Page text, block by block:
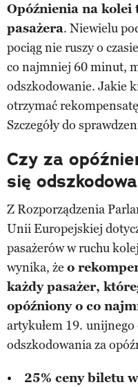
Opóźnienia na kolei
pasażera. Niewielu
pociąg nie ruszy o
co najmniej 60 minut,
odszkodowanie. Jakie
otrzymać
Szczegóły do
Czy za
się
Z Rozporządzenia
Unii Europejskiej
pasażerów w ruchu
wynika, że o
każdy pasażer,
opóźniony o co
artykułem 19. unijnego
odszkodowania za
25% ceny biletu